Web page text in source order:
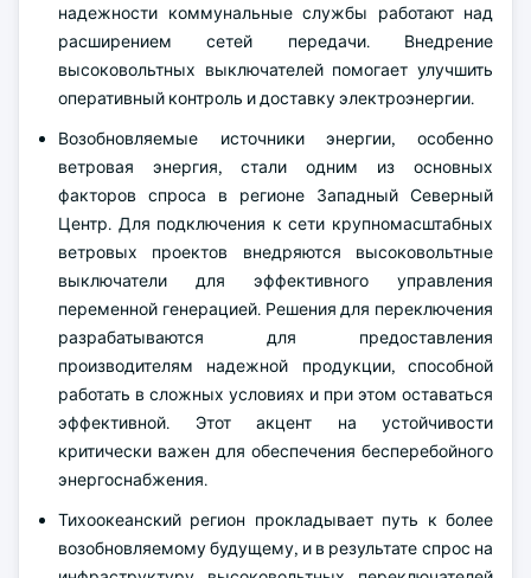
надежности коммунальные службы работают над
расширением сетей передачи. Внедрение
высоковольтных выключателей помогает улучшить
оперативный контроль и доставку электроэнергии.
Возобновляемые источники энергии, особенно
ветровая энергия, стали одним из основных
факторов спроса в регионе Западный Северный
Центр. Для подключения к сети крупномасштабных
ветровых проектов внедряются высоковольтные
выключатели для эффективного управления
переменной генерацией. Решения для переключения
разрабатываются для предоставления
производителям надежной продукции, способной
работать в сложных условиях и при этом оставаться
эффективной. Этот акцент на устойчивости
критически важен для обеспечения бесперебойного
энергоснабжения.
Тихоокеанский регион прокладывает путь к более
возобновляемому будущему, и в результате спрос на